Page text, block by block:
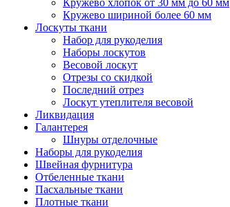
Кружево хлопок от 30 мм до 60 мм
Кружево шириной более 60 мм
Лоскуты ткани
Набор для рукоделия
Наборы лоскутов
Весовой лоскут
Отрезы со скидкой
Последний отрез
Лоскут утеплителя весовой
Ликвидация
Галантерея
Шнуры отделочные
Наборы для рукоделия
Швейная фурнитура
Отбеленные ткани
Пасхальные ткани
Плотные ткани